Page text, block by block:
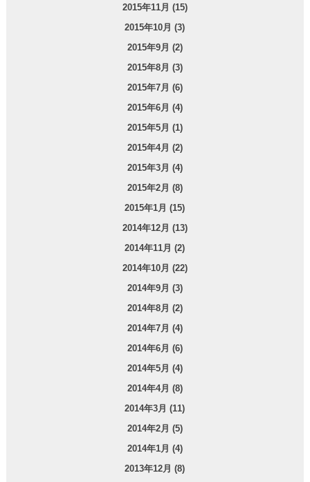
2015年11月 (15)
2015年10月 (3)
2015年9月 (2)
2015年8月 (3)
2015年7月 (6)
2015年6月 (4)
2015年5月 (1)
2015年4月 (2)
2015年3月 (4)
2015年2月 (8)
2015年1月 (15)
2014年12月 (13)
2014年11月 (2)
2014年10月 (22)
2014年9月 (3)
2014年8月 (2)
2014年7月 (4)
2014年6月 (6)
2014年5月 (4)
2014年4月 (8)
2014年3月 (11)
2014年2月 (5)
2014年1月 (4)
2013年12月 (8)